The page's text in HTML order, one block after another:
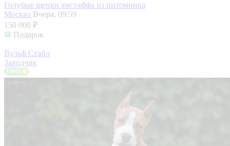
Голубые щенки амстаффа из питомника
Москва Вчера, 09:59
150 000 ₽
Подарок
Вульф Стайл
Заводчик